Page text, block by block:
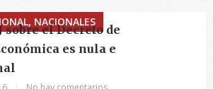
NACIONALES
sobre el Decreto de
es nula e